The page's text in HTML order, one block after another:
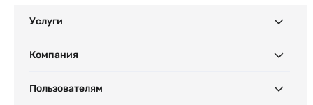
Услуги
Компания
Пользователям